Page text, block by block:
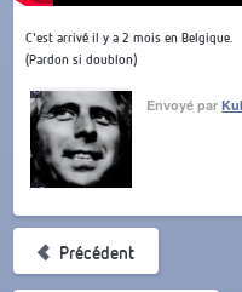
C'est arrivé il y a 2 mois en Belgique.
(Pardon si doublon)
Envoyé par
Précédent